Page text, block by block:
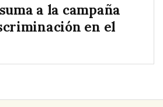
a la campaña
en el